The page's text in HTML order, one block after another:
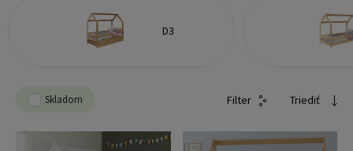
D3
Skladom Filter Triediť